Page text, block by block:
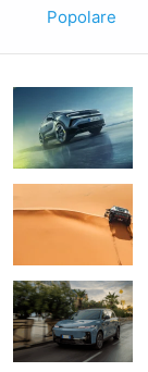
Popolare